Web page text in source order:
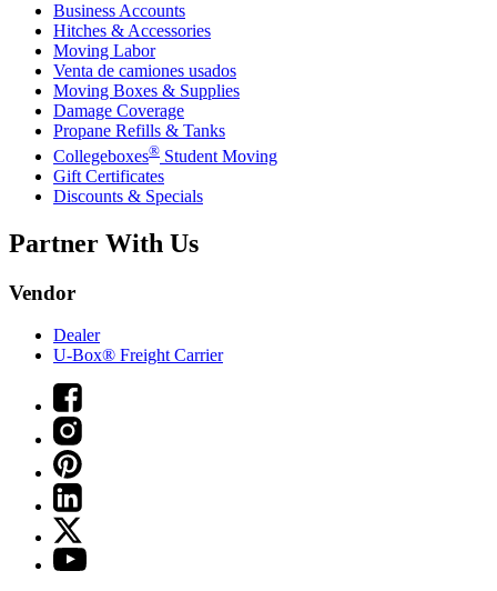
Business Accounts
Hitches & Accessories
Moving Labor
Venta de camiones usados
Moving Boxes & Supplies
Damage Coverage
Propane Refills & Tanks
Collegeboxes® Student Moving
Gift Certificates
Discounts & Specials
Partner With Us
Vendor
Dealer
U-Box® Freight Carrier